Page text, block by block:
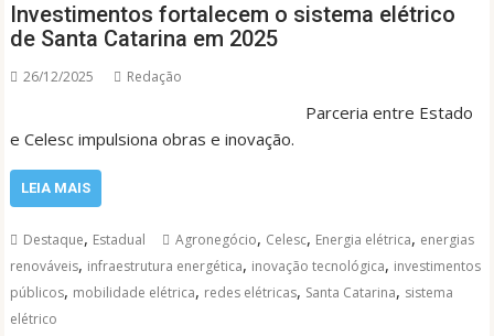
Investimentos fortalecem o sistema elétrico
de Santa Catarina em 2025
26/12/2025 Redação
Parceria entre Estado
e Celesc impulsiona obras e inovação.
LEIA MAIS
Destaque, Estadual Agronegócio, Celesc, Energia elétrica, energias
renováveis, infraestrutura energética, inovação tecnológica, investimentos
públicos, mobilidade elétrica, redes elétricas, Santa Catarina, sistema
elétrico